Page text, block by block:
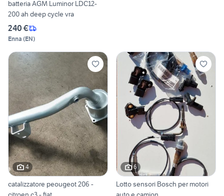
batteria AGM Luminor LDC12-
200 ah deep cycle vra
240 €
Enna (EN)
4
catalizzatore peougeot 206 -
6
Lotto sensori Bosch per motori